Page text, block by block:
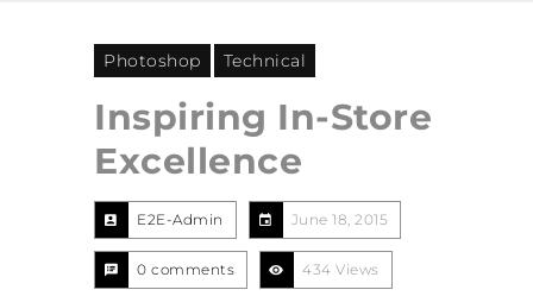
Photoshop Technical
Inspiring In-Store
Excellence
E2E-Admin June 18, 2015
0 comments 434 Views